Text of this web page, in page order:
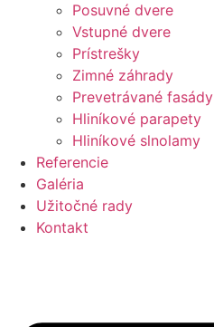
Posuvné dvere
Vstupné dvere
Prístrešky
Zimné záhrady
Prevetrávané fasády
Hliníkové parapety
Hliníkové slnolamy
Referencie
Galéria
Užitočné rady
Kontakt